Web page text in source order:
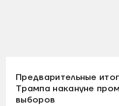
Предварительные
Трампа накануне
выборов